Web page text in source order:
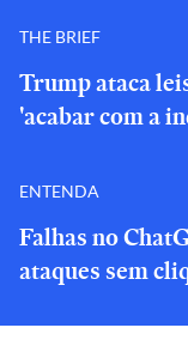
THE BRIEF
Trump ataca
'acabar com a
ENTENDA
Falhas no
ataques sem